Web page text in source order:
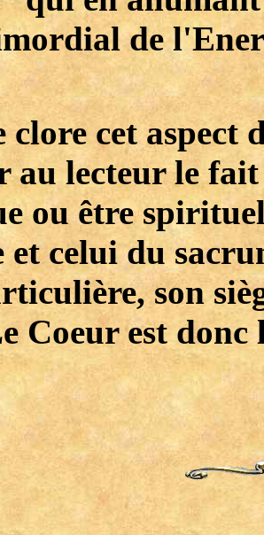
de
clore cet aspect
au lecteur le
ou être
et celui du
son
Coeur est